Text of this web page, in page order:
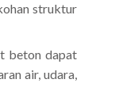
struktur
beton dapat
air, udara,